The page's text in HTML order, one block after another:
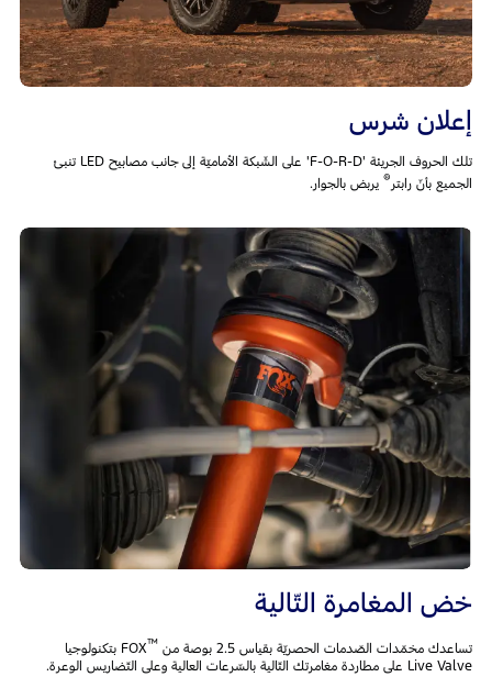
إعلان شرس
تلك الحروف الجريئة 'F-O-R-D' على الشّبكة الأماميّة إلى جانب مصابيح LED تنبئ
الجميع بأنّ رابتر ®يربض بالجوار.
خض المغامرة التّالية
تساعدك مخمّدات الصّدمات الحصريّة بقياس 2.5 بوصة من ™
FOX بتكنولوجيا
Live Valve على مطاردة مغامرتك التّالية بالسّرعات العالية وعلى التّضاريس الوعرة.